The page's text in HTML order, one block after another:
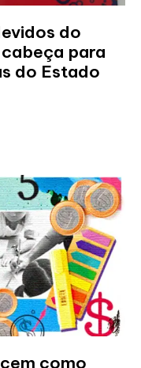
do
para
do Estado
como